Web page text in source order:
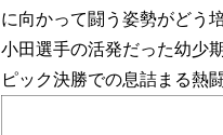
に向かって闘う姿勢がどう
小田選手の活発だった幼少
ピック決勝での息詰まる熱